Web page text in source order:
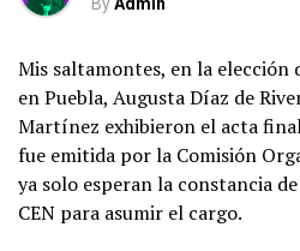
Mis saltamontes, en la elección
en Puebla, Augusta Díaz de
Martínez exhibieron el acta
fue emitida por la Comisión
ya solo esperan la constancia
CEN para asumir el cargo.